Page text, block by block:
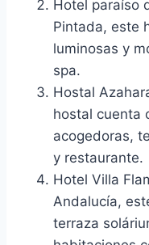
Hotel paraíso
Pintada, este
luminosas y
spa.
Hostal
hostal cuenta
acogedoras,
y restaurante.
Hotel Villa
Andalucía,
terraza